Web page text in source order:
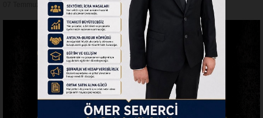
07 Temmuz 2026 - Salı 10:27